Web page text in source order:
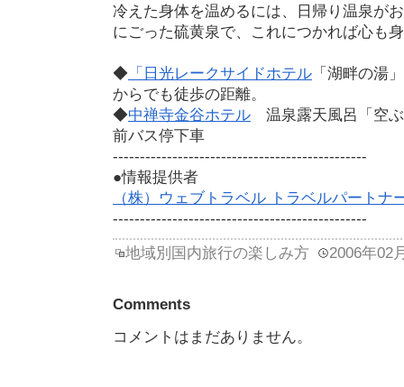
冷えた身体を温めるには、日帰り温泉が
にごった硫黄泉で、これにつかれば心も
◆ 「日光レークサイドホテル 「湖畔の湯
からでも徒歩の距離。
◆中禅寺金谷ホテル 温泉露天風呂「空
前バス停下車
-----------------------------------------------
●情報提供者
（株）ウェブトラベル トラベルパート
-----------------------------------------------
地域別国内旅行の楽しみ方
2006年
Comments
コメントはまだありません。